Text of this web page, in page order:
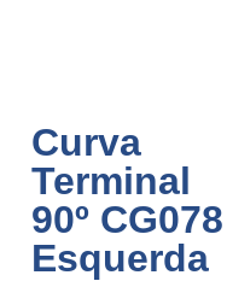
Curva
Terminal
90º CG078
Esquerda